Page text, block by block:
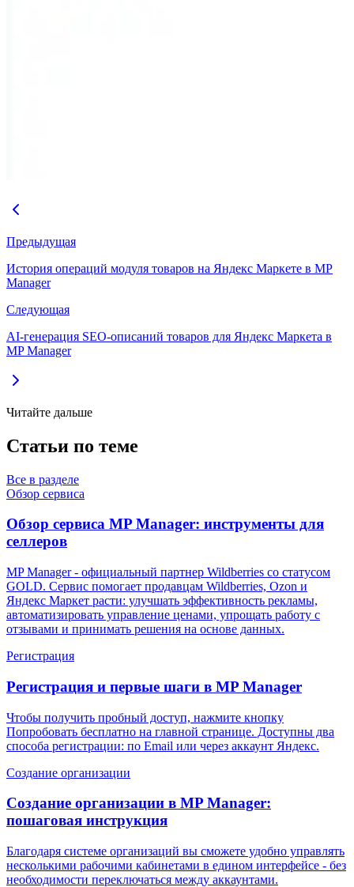
Предыдущая
История операций модуля товаров на Яндекс Маркете в MP
Manager
Следующая
AI-генерация SEO-описаний товаров для Яндекс Маркета в
MP Manager
Читайте дальше
Статьи по теме
Все в разделе
Обзор сервиса
Обзор сервиса MP Manager: инструменты для
селлеров
MP Manager - официальный партнер Wildberries со статусом
GOLD. Сервис помогает продавцам Wildberries, Ozon и
Яндекс Маркет расти: улучшать эффективность рекламы,
автоматизировать управление ценами, упрощать работу с
отзывами и принимать решения на основе данных.
Регистрация
Регистрация и первые шаги в MP Manager
Чтобы получить пробный доступ, нажмите кнопку
Попробовать бесплатно на главной странице. Доступны два
способа регистрации: по Email или через аккаунт Яндекс.
Создание организации
Создание организации в MP Manager:
пошаговая инструкция
Благодаря системе организаций вы сможете удобно управлять
несколькими рабочими кабинетами в едином интерфейсе - без
необходимости переключаться между аккаунтами.